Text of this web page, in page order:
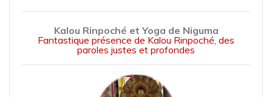
Kalou Rinpoché et Yoga de Niguma
Fantastique présence de Kalou Rinpoché, des
paroles justes et profondes